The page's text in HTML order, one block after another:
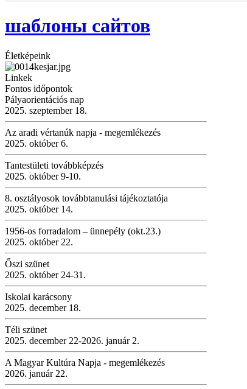
шаблоны сайтов
Életképeink
Linkek
Fontos időpontok
Pályaorientációs nap
2025. szeptember 18.
Az aradi vértanúk napja - megemlékezés
2025. október 6.
Tantestületi továbbképzés
2025. október 9-10.
8. osztályosok továbbtanulási tájékoztatója
2025. október 14.
1956-os forradalom – ünnepély (okt.23.)
2025. október 22.
Őszi szünet
2025. október 24-31.
Iskolai karácsony
2025. december 18.
Téli szünet
2025. december 22-2026. január 2.
A Magyar Kultúra Napja - megemlékezés
2026. január 22.